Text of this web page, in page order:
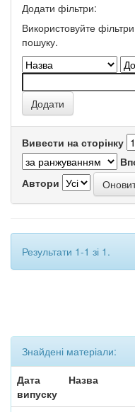
Додати фільтри:
Використовуйте
пошуку.
Вивести на сторінку
Автори
Результати 1-1 зі 1.
Знайдені матеріали:
Дата
випуску
Назва